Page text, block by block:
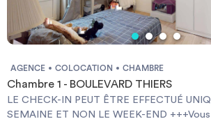
AGENCE COLOCATION CHAMBRE
Chambre 1 - BOULEVARD THIERS
LE CHECK-IN PEUT ÊTRE EFFECTUÉ
SEMAINE ET NON LE WEEK-END +++Vous devez fournir une